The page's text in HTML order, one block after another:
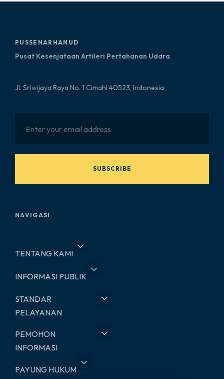
PUSSENARHANUD
Pusat Kesenjataan Artileri Pertahanan Udara
Jl. Sriwijaya Raya No. 1 Cimahi 40523, Indonesia
SUBSCRIBE
NAVIGASI
TENTANG KAMI
INFORMASI PUBLIK
STANDAR
PELAYANAN
PEMOHON
INFORMASI
PAYUNG HUKUM